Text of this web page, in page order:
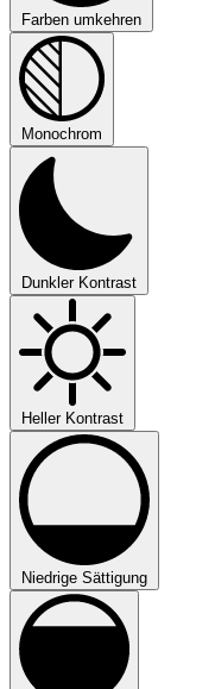
Farben umkehren
Monochrom
Dunkler Kontrast
Heller Kontrast
Niedrige Sättigung